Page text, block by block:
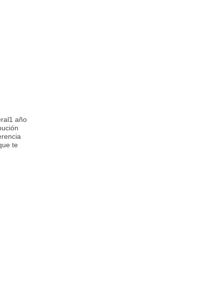
año
te